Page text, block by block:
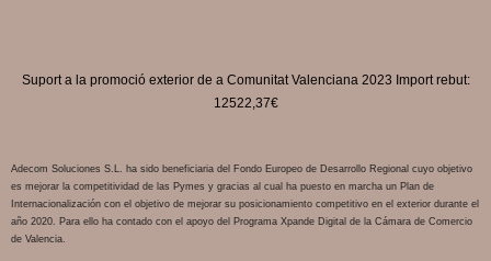
Suport a la promoció exterior de a Comunitat Valenciana 2023 Import rebut:
12522,37€
Adecom Soluciones S.L. ha sido beneficiaria del Fondo Europeo de Desarrollo Regional cuyo objetivo
es mejorar la competitividad de las Pymes y gracias al cual ha puesto en marcha un Plan de
Internacionalización con el objetivo de mejorar su posicionamiento competitivo en el exterior durante el
año 2020. Para ello ha contado con el apoyo del Programa Xpande Digital de la Cámara de Comercio
de Valencia.